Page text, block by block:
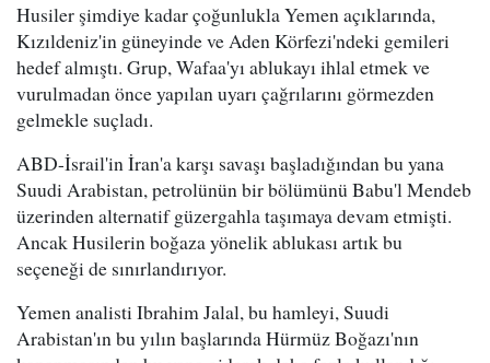
Husiler şimdiye kadar çoğunlukla Yemen açıklarında,
Kızıldeniz'in güneyinde ve Aden Körfezi'ndeki gemileri
hedef almıştı. Grup, Wafaa'yı ablukayı ihlal etmek ve
vurulmadan önce yapılan uyarı çağrılarını görmezden
gelmekle suçladı.
ABD-İsrail'in İran'a karşı savaşı başladığından bu yana
Suudi Arabistan, petrolünün bir bölümünü Babu'l Mendeb
üzerinden alternatif güzergahla taşımaya devam etmişti.
Ancak Husilerin boğaza yönelik ablukası artık bu
seçeneği de sınırlandırıyor.
Yemen analisti Ibrahim Jalal, bu hamleyi, Suudi
Arabistan'ın bu yılın başlarında Hürmüz Boğazı'nın